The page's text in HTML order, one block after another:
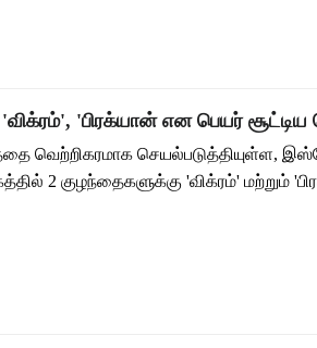
'பிரக்யான் என பெயர் சூட்டிய
வெற்றிகரமாக செயல்படுத்தியுள்ள,
2 குழந்தைகளுக்கு 'விக்ரம்' மற்றும்